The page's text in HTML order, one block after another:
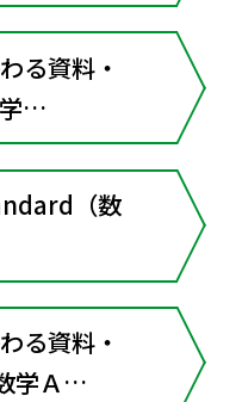
る資料・
（数
る資料・
学Ａ